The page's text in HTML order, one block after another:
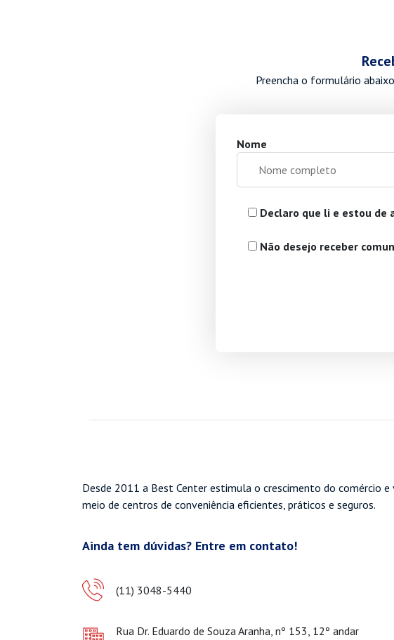
Preencha o formulário
Nome
Declaro que li e estou de
Não desejo receber
Desde 2011 a Best Center estimula o crescimento do comércio e
meio de centros de conveniência eficientes, práticos e seguros.
Ainda tem dúvidas? Entre em contato!
(11) 3048-5440
Rua Dr. Eduardo de Souza Aranha, nº 153, 12º andar